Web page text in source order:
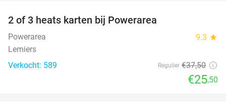
2 of 3 heats karten bij Powerarea
Powerarea 9.3 star
Lemiers
Verkocht: 589
Regulier €37,50
€25,50